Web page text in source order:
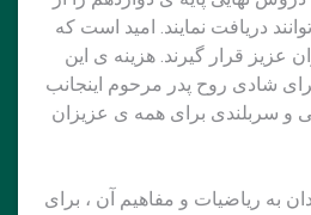
دریافت نمایند. امید است که
عزیز قرار گیرند. هزینه ی این
شادی روح پدر مرحوم اینجانب
سربلندی برای همه ی عزیزان
به ریاضیات و مفاهیم آن ، برای